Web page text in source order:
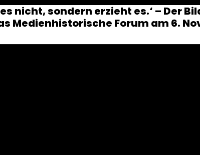
nicht, sondern erzieht es.‘ – Der
Medienhistorische Forum am 6.